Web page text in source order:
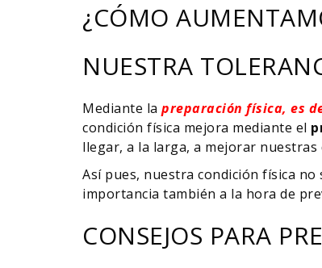
¿CÓMO
NUESTRA
Mediante la preparación física, es
condición física mejora mediante el
llegar, a la larga, a mejorar nuestras
Así pues, nuestra condición física
importancia también a la hora de
CONSEJOS PARA